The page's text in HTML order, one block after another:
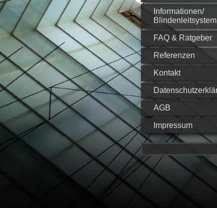
Informationen/
Blindenleitsystem
FAQ & Ratgeber
Referenzen
Kontakt
AGB
Impressum